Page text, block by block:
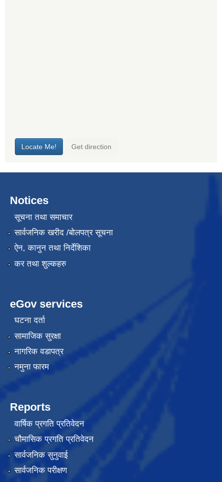
Notices
सूचना तथा समाचार
सार्वजनिक खरीद /बोलपत्र सूचना
ऐन, कानुन तथा निर्देशिका
कर तथा शुल्कहरु
eGov services
घटना दर्ता
सामाजिक सुरक्षा
नागरिक वडापत्र
नमुना फारम
Reports
वार्षिक प्रगति प्रतिवेदन
चौमासिक प्रगति प्रतिवेदन
सार्वजनिक सुनुवाई
सार्वजनिक परीक्षण